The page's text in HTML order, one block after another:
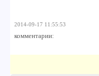
2014-09-17 11:55:53
комментарии: